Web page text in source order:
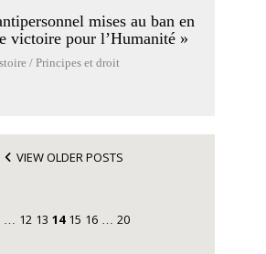
mises au ban en
victoire pour l’Humanité »
/ Principes et droit
VIEW OLDER POSTS
… 12 13 14 15 16 … 20